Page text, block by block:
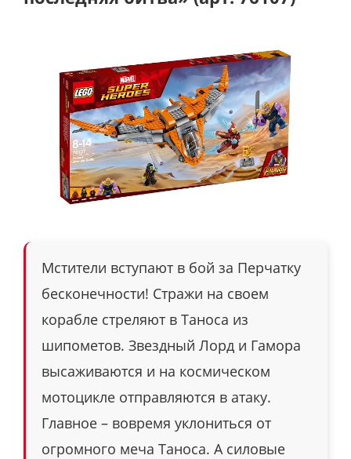
Мстители вступают в бой за Перчатку
бесконечности! Стражи на своем
корабле стреляют в Таноса из
шипометов. Звездный Лорд и Гамора
высаживаются и на космическом
мотоцикле отправляются в атаку.
Главное – вовремя уклониться от
огромного меча Таноса. А силовые